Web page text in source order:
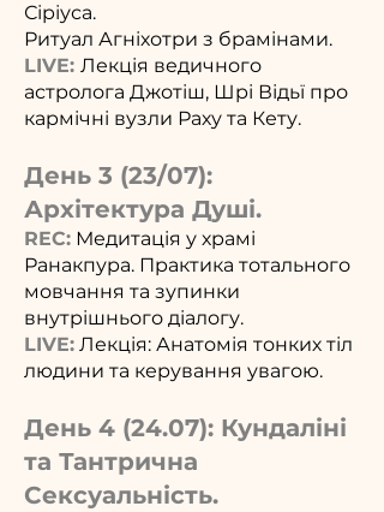
Сіріуса.
Ритуал Агніхотри з брамінами.
LIVE: Лекція ведичного
астролога Джотіш, Шрі Відьї про
кармічні вузли Раху та Кету.
День 3 (23/07):
Архітектура Душі.
REC: Медитація у храмі
Ранакпура. Практика тотального
мовчання та зупинки
внутрішнього діалогу.
LIVE: Лекція: Анатомія тонких тіл
людини та керування увагою.
День 4 (24.07): Кундаліні
та Тантрична
Сексуальність.